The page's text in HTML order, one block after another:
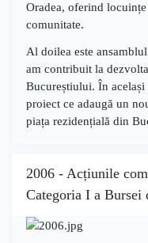
Oradea, oferind
comunitate.
Al doilea este ansamblul
am contribuit la
Bucureștiului. În
proiect ce adaugă un
piața rezidențială din
2006 - Acțiunile
Categoria I a Bursei